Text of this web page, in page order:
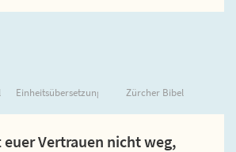
Einheitsübersetzung Zürcher Bibel
Vertrauen nicht weg,